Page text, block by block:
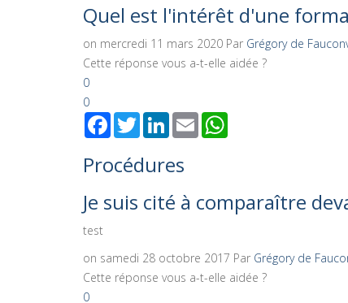
Quel est l'intérêt d'une
on mercredi 11 mars 2020 Par Grégory de
Cette réponse vous a-t-elle aidée ?
0
0
FacebookTwitterLinkedInEmail
Procédures
Je suis cité à comparaître
test
on samedi 28 octobre 2017 Par Grégory de
Cette réponse vous a-t-elle aidée ?
0